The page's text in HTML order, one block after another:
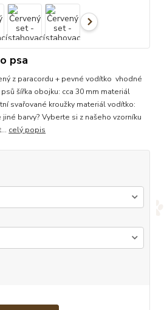
psa
z paracordu + pevné vodítko vhodné
šířka obojku: cca 30 mm materiál
svařované kroužky materiál vodítko:
barvy? Vyberte si z našeho vzorníku
celý popis